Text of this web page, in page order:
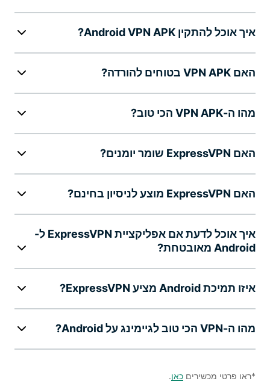
איך אוכל להתקין Android VPN APK?
האם VPN APK בטוחים להורדה?
מהו ה-VPN APK הכי טוב?
האם ExpressVPN שומר יומנים?
האם ExpressVPN מוצע לניסיון בחינם?
איך אוכל לדעת אם אפליקציית ExpressVPN ל-
Android מאובטחת?
איזו תמיכת Android מציע ExpressVPN?
מהו ה-VPN הכי טוב לגיימינג על Android?
*ראו פרטי מכשירים כאן.